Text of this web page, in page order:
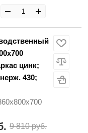
цинк;
430;
9 810 руб.